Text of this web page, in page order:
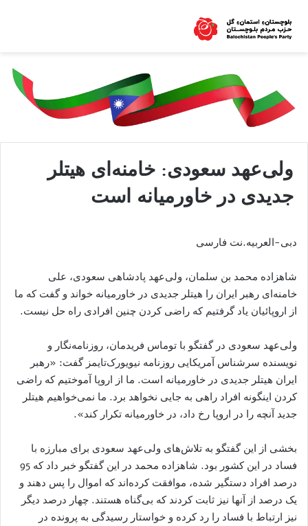
ولی‌عهد سعودی: خامنه‌ای هیتلر
جدیدی در خاورمیانه است
دبی-العربیه.نت فارسی
شاهزاده محمد بن سلمان، ولی‌عهد پادشاهی سعودی، علی
خامنه‌ای رهبر ایران را هیتلر جدیدی در خاورمیانه خواند و گفت که ما
از اروپائیان یاد گرفتیم که راضی کردن چنین افرادی راه حل نیست.
ولی‌عهد سعودی در گفتگو با توماس فریدمان، روزنامه‌نگار و
نویسنده سرشناس آمریکایی روزنامه نیویورک‌تایمز گفت: «رهبر
ایران هیتلر جدیدی در خاورمیانه است. ما از اروپا آموختیم که راضی
کردن اینگونه افراد راهی به جایی نخواهد برد. ما نمی‌خواهیم هیتلر
جدید آنچه را در اروپا رخ داد، در خاورمیانه تکرار کند».
بخشی از این گفتگو به تلاش‌های ولی‌عهد سعودی برای مبارزه با
فساد در این کشور بود. شاهزاده محمد در این گفتگو خبر داد که 95
درصد افراد دستگیر شده، موافقت کرده‌اند که اموال را پس دهند و
یک درصد از آنها نیز ثابت کردند که بی‌گناه هستند. چهار درصد دیگر
نیز ارتباط با فساد را رد کرده و خواستار رسیدگی به پرونده در